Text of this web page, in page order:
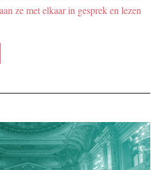
ze met elkaar in gesprek en lezen